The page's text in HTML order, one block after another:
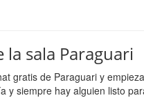
la sala Paraguari
gratis de Paraguari y
y siempre hay alguien listo